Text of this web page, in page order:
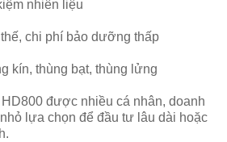
nhiên liệu
chi phí bảo dưỡng thấp
kín, thùng bạt, thùng lửng
được nhiều cá nhân, doanh
lựa chọn để đầu tư lâu dài hoặc